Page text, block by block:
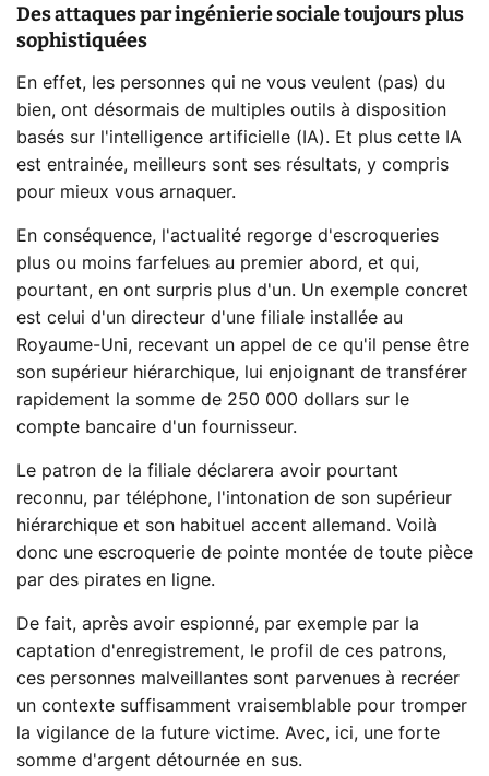
Des attaques par ingénierie sociale toujours plus
sophistiquées
En effet, les personnes qui ne vous veulent (pas) du
bien, ont désormais de multiples outils à disposition
basés sur l'intelligence artificielle (IA). Et plus cette IA
est entrainée, meilleurs sont ses résultats, y compris
pour mieux vous arnaquer.
En conséquence, l'actualité regorge d'escroqueries
plus ou moins farfelues au premier abord, et qui,
pourtant, en ont surpris plus d'un. Un exemple concret
est celui d'un directeur d'une filiale installée au
Royaume-Uni, recevant un appel de ce qu'il pense être
son supérieur hiérarchique, lui enjoignant de transférer
rapidement la somme de 250 000 dollars sur le
compte bancaire d'un fournisseur.
Le patron de la filiale déclarera avoir pourtant
reconnu, par téléphone, l'intonation de son supérieur
hiérarchique et son habituel accent allemand. Voilà
donc une escroquerie de pointe montée de toute pièce
par des pirates en ligne.
De fait, après avoir espionné, par exemple par la
captation d'enregistrement, le profil de ces patrons,
ces personnes malveillantes sont parvenues à recréer
un contexte suffisamment vraisemblable pour tromper
la vigilance de la future victime. Avec, ici, une forte
somme d'argent détournée en sus.